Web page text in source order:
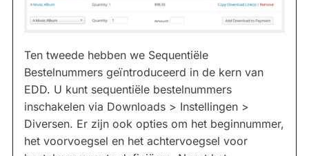
Ten tweede hebben we Sequentiële
Bestelnummers geïntroduceerd in de kern van
EDD. U kunt sequentiële bestelnummers
inschakelen via Downloads > Instellingen >
Diversen. Er zijn ook opties om het beginnummer,
het voorvoegsel en het achtervoegsel voor